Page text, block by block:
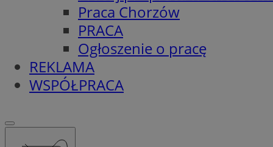
Praca Chorzów
PRACA
Ogłoszenie o pracę
REKLAMA
WSPÓŁPRACA